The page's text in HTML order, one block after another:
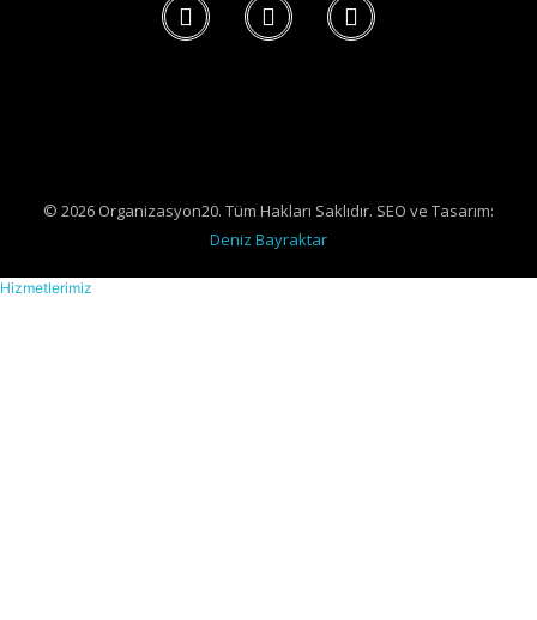
© 2026 Organizasyon20. Tüm Hakları Saklıdır. SEO ve Tasarım:
Deniz Bayraktar
Hizmetlerimiz